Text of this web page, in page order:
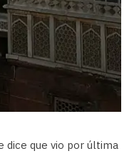
dice que vio por última